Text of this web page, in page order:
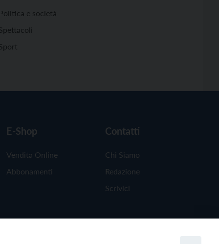
Politica e società
E-Shop
Vendita Online
Abbonamenti
Contatti
Chi Siamo
Redazione
Scrivici